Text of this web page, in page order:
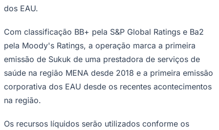
Sul-Americana
Champions League
Premier League
La Liga
Bundesliga
Mundial 2026
dos EAU.
Com classificação BB+ pela S&P Global Ratings e Ba2
pela Moody's Ratings, a operação marca a primeira
emissão de Sukuk de uma prestadora de serviços de
saúde na região MENA desde 2018 e a primeira emissão
corporativa dos EAU desde os recentes acontecimentos
na região.
Os recursos líquidos serão utilizados conforme os